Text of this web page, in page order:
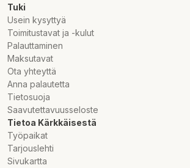
Tuki
Usein kysyttyä
Toimitustavat ja -kulut
Palauttaminen
Maksutavat
Ota yhteyttä
Anna palautetta
Tietosuoja
Saavutettavuusseloste
Tietoa Kärkkäisestä
Työpaikat
Tarjouslehti
Sivukartta